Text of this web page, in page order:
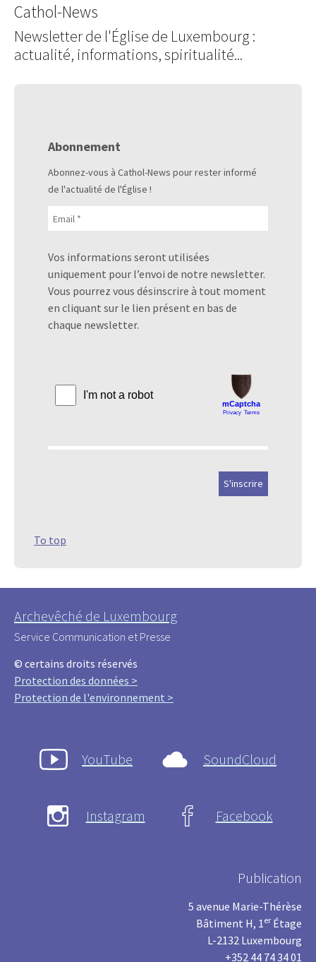
Cathol-News
Newsletter de l'Église de Luxembourg :
actualité, informations, spiritualité...
Abonnement
Abonnez-vous à Cathol-News pour rester informé
de l'actualité de l'Église !
Vos informations seront utilisées
uniquement pour l’envoi de notre newsletter.
Vous pourrez vous désinscrire à tout moment
en cliquant sur le lien présent en bas de
chaque newsletter.
To top
Archevêché de Luxembourg
Service Communication et Presse
© certains droits réservés
Protection des données >
Protection de l'environnement >
YouTube SoundCloud
Instagram Facebook
Publication
5 avenue Marie-Thérèse
Bâtiment H, 1er Étage
L-2132 Luxembourg
+352 44 74 34 01